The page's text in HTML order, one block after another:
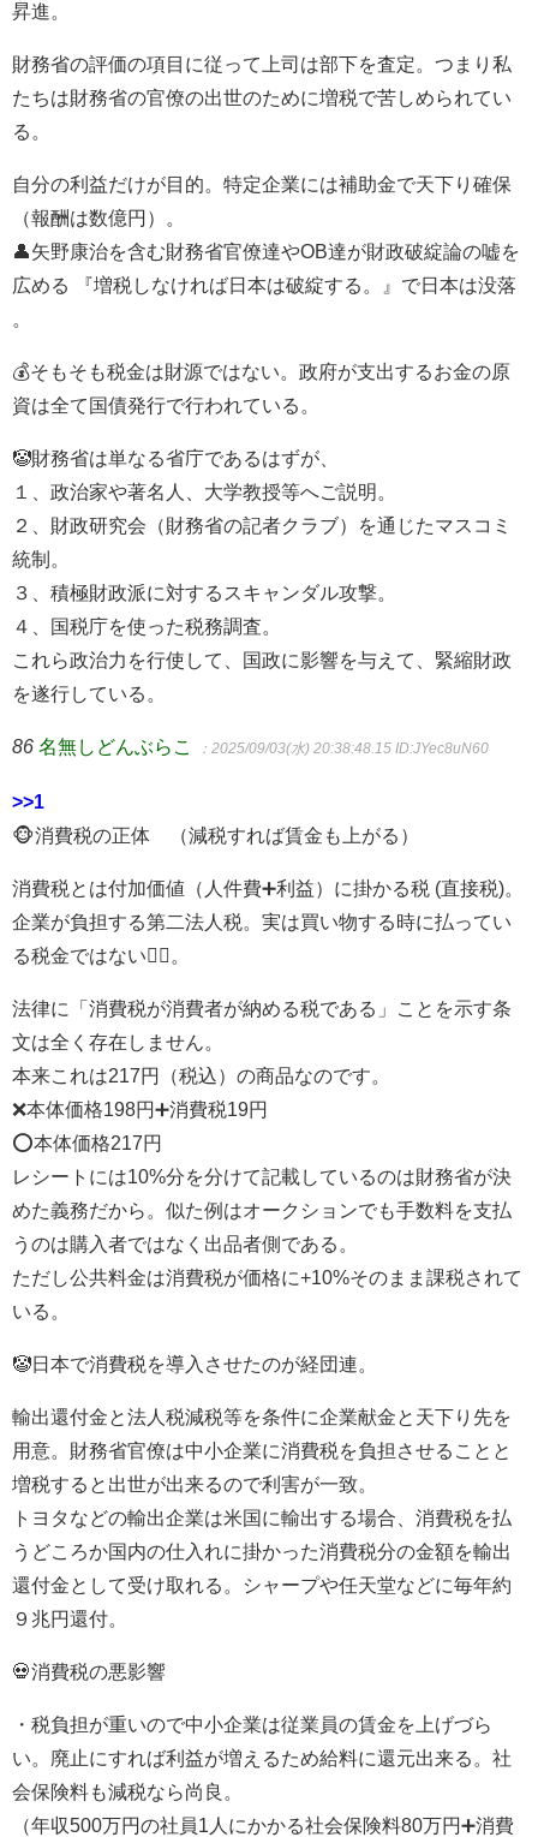
昇進。
財務省の評価の項目に従って上司は部下を査定。つまり私
たちは財務省の官僚の出世のために増税で苦しめられてい
る。
自分の利益だけが目的。特定企業には補助金で天下り確保
（報酬は数億円）。
👤矢野康治を含む財務省官僚達やOB達が財政破綻論の嘘を
広める 『増税しなければ日本は破綻する。』で日本は没落
。
💰そもそも税金は財源ではない。政府が支出するお金の原
資は全て国債発行で行われている。
🤡財務省は単なる省庁であるはずが、
１、政治家や著名人、大学教授等へご説明。
２、財政研究会（財務省の記者クラブ）を通じたマスコミ
統制。
３、積極財政派に対するスキャンダル攻撃。
４、国税庁を使った税務調査。
これら政治力を行使して、国政に影響を与えて、緊縮財政
を遂行している。
86 名無しどんぶらこ ：2025/09/03(水) 20:38:48.15 ID:JYec8uN60
>>1
🐵消費税の正体 （減税すれば賃金も上がる）
消費税とは付加価値（人件費➕利益）に掛かる税 (直接税)。
企業が負担する第二法人税。実は買い物する時に払ってい
る税金ではない🙅‍♀。
法律に「消費税が消費者が納める税である」ことを示す条
文は全く存在しません。
本来これは217円（税込）の商品なのです。
❌本体価格198円➕消費税19円
⭕本体価格217円
レシートには10%分を分けて記載しているのは財務省が決
めた義務だから。似た例はオークションでも手数料を支払
うのは購入者ではなく出品者側である。
ただし公共料金は消費税が価格に+10%そのまま課税されて
いる。
🤡日本で消費税を導入させたのが経団連。
輸出還付金と法人税減税等を条件に企業献金と天下り先を
用意。財務省官僚は中小企業に消費税を負担させることと
増税すると出世が出来るので利害が一致。
トヨタなどの輸出企業は米国に輸出する場合、消費税を払
うどころか国内の仕入れに掛かった消費税分の金額を輸出
還付金として受け取れる。シャープや任天堂などに毎年約
９兆円還付。
💀消費税の悪影響
・税負担が重いので中小企業は従業員の賃金を上げづら
い。廃止にすれば利益が増えるため給料に還元出来る。社
会保険料も減税なら尚良。
（年収500万円の社員1人にかかる社会保険料80万円➕消費